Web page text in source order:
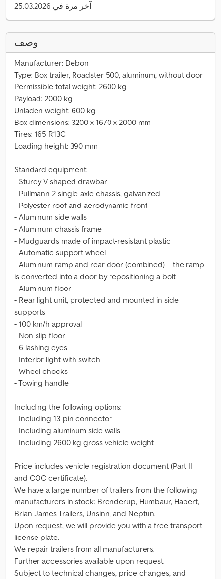
آخر مرة في 25.03.2026
وصف
Manufacturer: Debon
Type: Box trailer, Roadster 500, aluminum, without door
Permissible total weight: 2600 kg
Payload: 2000 kg
Unladen weight: 600 kg
Box dimensions: 3200 x 1670 x 2000 mm
Tires: 165 R13C
Loading height: 390 mm
Standard equipment:
- Sturdy V-shaped drawbar
- Pullmann 2 single-axle chassis, galvanized
- Polyester roof and aerodynamic front
- Aluminum side walls
- Aluminum chassis frame
- Mudguards made of impact-resistant plastic
- Automatic support wheel
- Aluminum ramp and rear door (combined) – the ramp
is converted into a door by repositioning a bolt
- Aluminum floor
- Rear light unit, protected and mounted in side
supports
- 100 km/h approval
- Non-slip floor
- 6 lashing eyes
- Interior light with switch
- Wheel chocks
- Towing handle
Including the following options:
- Including 13-pin connector
- Including aluminum side walls
- Including 2600 kg gross vehicle weight
Price includes vehicle registration document (Part II
and COC certificate).
We have a large number of trailers from the following
manufacturers in stock: Brenderup, Humbaur, Hapert,
Brian James Trailers, Unsinn, and Neptun.
Upon request, we will provide you with a free transport
license plate.
We repair trailers from all manufacturers.
Further accessories available upon request.
Subject to technical changes, price changes, and